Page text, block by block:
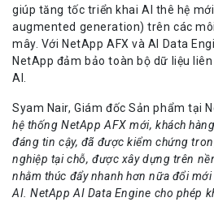
giúp tăng tốc triển khai AI thê hệ
augmented generation) trên các
mây. Với NetApp AFX và AI Data
NetApp đảm bảo toàn bộ dữ liệu
AI.
Syam Nair, Giám đốc Sản phẩm tại
hệ thống NetApp AFX mới, khách
đáng tin cậy, đã được kiểm chứng
nghiệp tại chỗ, được xây dựng trên
nhằm thúc đẩy nhanh hơn nữa đổi
AI. NetApp AI Data Engine cho phép